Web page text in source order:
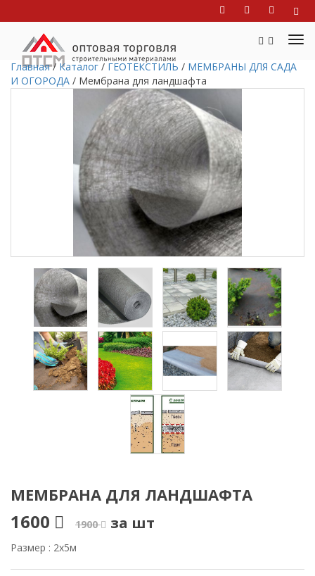
Главная /Каталог / ГЕОТЕКСТИЛЬ / МЕМБРАНЫ ДЛЯ САДА
И ОГОРОДА / Мембрана для ландшафта
МЕМБРАНА ДЛЯ ЛАНДШАФТА
1600 1900 за шт
Размер : 2х5м